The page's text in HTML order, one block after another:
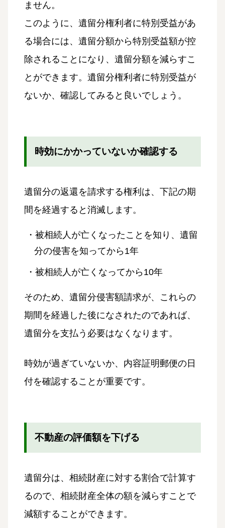
ません。
このように、遺留分権利者に特別受益があ
る場合には、遺留分額から特別受益額が控
除されることになり、遺留分額を減らすこ
とができます。遺留分権利者に特別受益が
ないか、確認してみると良いでしょう。
時効にかかっていないか確認する
遺留分の返還を請求する権利は、下記の期
間を経過すると消滅します。
・被相続人が亡くなったことを知り、遺留
分の侵害を知ってから1年
・被相続人が亡くなってから10年
そのため、遺留分侵害額請求が、これらの
期間を経過した後になされたのであれば、
遺留分を支払う必要はなくなります。
時効が過ぎていないか、内容証明郵便の日
付を確認することが重要です。
不動産の評価額を下げる
遺留分は、相続財産に対する割合で計算す
るので、相続財産全体の額を減らすことで
減額することができます。